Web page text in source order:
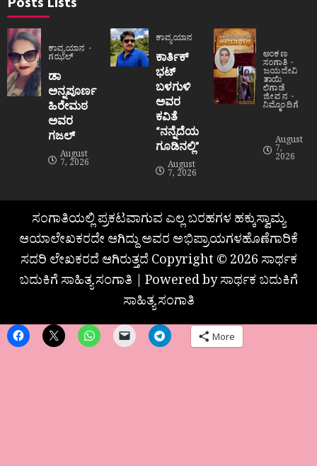
ಕಾವ್ಯಯಾನ
ಗಝಲ್
ಡಾ
ಅನ್ನಪೂರ್ಣ
ಹಿರೇಮಠ
ಅವರ
ಗಜಲ್
August
7, 2026
ಕಾವ್ಯಯಾನ
ಕಾರ್ತಿಕ್
ಭಟ್
ಬಳಗುಳಿ
ಅವರ
ಕವಿತೆ
“ನನ್ನೆದೆಯ
ಗೂಡಿನಲ್ಲಿ”
August
7, 2026
ಅಂಕಣ
ಸಂಗಾತಿ
ಜಯದೇವಿ
ತಾಯಿ
ಲಿಗಾಡೆ
ಜೀವನ
ನಿಮ್ಮೊಂದಿಗೆ
August
7,
2026
ಸಂಗಾತಿಯಲ್ಲಿ ಪ್ರಕಟವಾಗುವ ಎಲ್ಲ ಬರಹಗಳ ಹಕ್ಕುಸ್ವಾಮ್ಯ
ಆಯಾಲೇಖಕರದೇ ಆಗಿದ್ದು ಅವರ ಅಭಿಪ್ರಾಯಗಳಹೊಣೆಗಾರಿಕೆ
ಸದರಿ ಲೇಖಕರದೆ ಆಗಿರುತ್ತದೆ Copyright © 2026 ಸಾರ್ಥಕ
ಬದುಕಿಗೆ ಸಾಹಿತ್ಯ ಸಂಗಾತಿ | Powered by ಸಾರ್ಥಕ ಬದುಕಿಗೆ
ಸಾಹಿತ್ಯ ಸಂಗಾತಿ
More